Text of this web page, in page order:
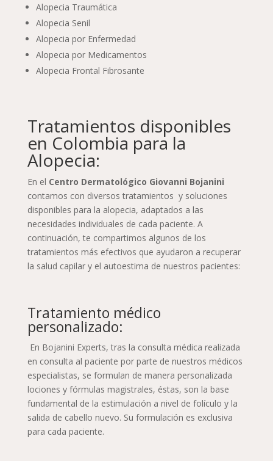
Alopecia Traumática
Alopecia Senil
Alopecia por Enfermedad
Alopecia por Medicamentos
Alopecia Frontal Fibrosante
Tratamientos disponibles
en Colombia para la
Alopecia:
En el Centro Dermatológico Giovanni Bojanini
contamos con diversos tratamientos y soluciones
disponibles para la alopecia, adaptados a las
necesidades individuales de cada paciente. A
continuación, te compartimos algunos de los
tratamientos más efectivos que ayudaron a recuperar
la salud capilar y el autoestima de nuestros pacientes:
Tratamiento médico
personalizado:
En Bojanini Experts, tras la consulta médica realizada
en consulta al paciente por parte de nuestros médicos
especialistas, se formulan de manera personalizada
lociones y fórmulas magistrales, éstas, son la base
fundamental de la estimulación a nivel de folículo y la
salida de cabello nuevo. Su formulación es exclusiva
para cada paciente.